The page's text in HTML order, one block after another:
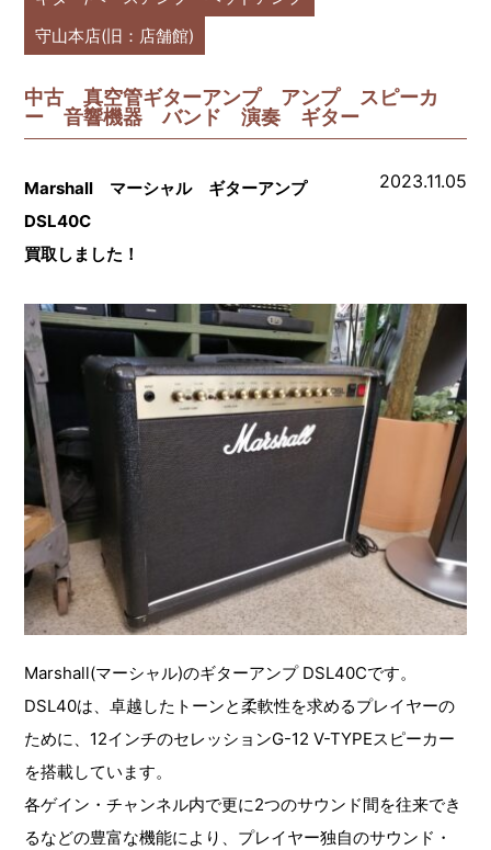
守山本店(旧：店舗館)
中古 真空管ギターアンプ アンプ スピーカ
ー 音響機器 バンド 演奏 ギター
2023.11.05
Marshall マーシャル ギターアンプ
DSL40C
買取しました！
Marshall(マーシャル)のギターアンプ DSL40Cです。
DSL40は、卓越したトーンと柔軟性を求めるプレイヤーの
ために、12インチのセレッションG-12 V-TYPEスピーカー
を搭載しています。
各ゲイン・チャンネル内で更に2つのサウンド間を往来でき
るなどの豊富な機能により、プレイヤー独自のサウンド・